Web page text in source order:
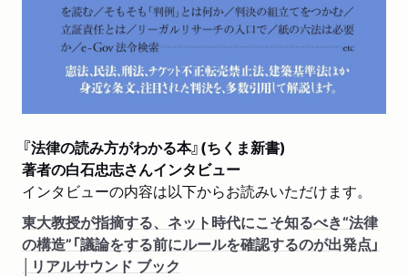
『法律の読み方がわかる本』(ちくま新書)
著者の白石忠志さんインタビュー
インタビューの内容は以下からお読みいただけます。
東大教授が指摘する、ネット時代にこそ知るべき“法律
の構造”「議論をする前にルールを確認するのが出発点」
│リアルサウンド ブック